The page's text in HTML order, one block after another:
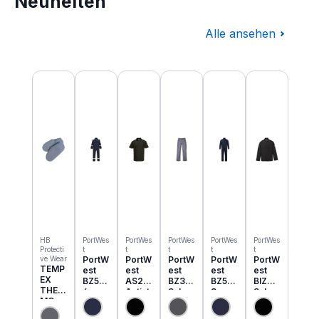
Alle ansehen
Produktgalerie überspringen
HB
Protecti
ve Wear
TEMP
EX
THER
MO
Einzie
PortWes
t
PortW
est
BZ50
6
Classi
c
PortWes
t
PortW
est
AS21
Antist
atik
ESD
PortWes
t
PortW
est
BZ31
Schw
eisser
Cargo
PortWes
t
PortW
est
BZ52
3
Bizwe
ld
PortWes
t
PortW
est
BIZ2
Schw
eisser
Jacke